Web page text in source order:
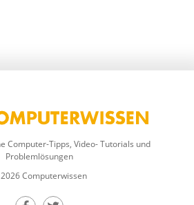
Computer-Tipps, Video- Tutorials und
Problemlösungen
Computerwissen